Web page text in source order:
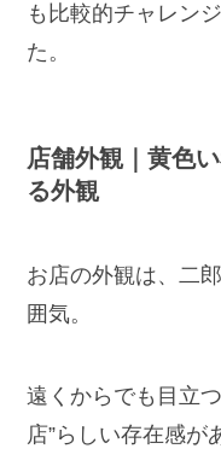
も比較的チャレン
た。
店舗外観｜黄色
る外観
お店の外観は、二
囲気。
遠くからでも目立
店”らしい存在感が